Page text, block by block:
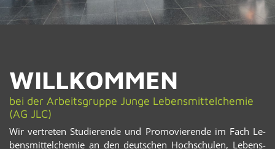
WILL­KOM­MEN
bei der Ar­beits­grup­pe Junge Le­bens­mit­tel­che­mie
(AG JLC)
Wir ver­tre­ten Stu­die­ren­de und Pro­mo­vie­ren­de im Fach Le­
bens­mit­tel­che­mie an den deut­schen Hoch­schu­len, Le­bens­